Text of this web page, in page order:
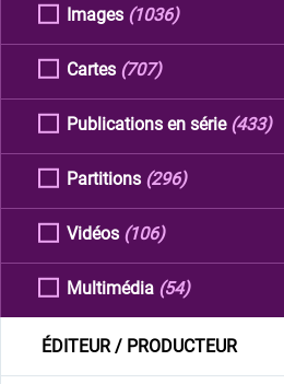
Images (1036)
Cartes (707)
Publications en série (433)
Partitions (296)
Vidéos (106)
Multimédia (54)
ÉDITEUR / PRODUCTEUR